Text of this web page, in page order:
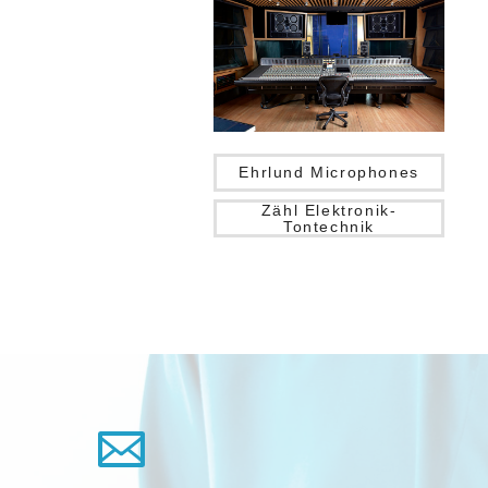
Ehrlund Microphones
Zähl Elektronik-
Tontechnik